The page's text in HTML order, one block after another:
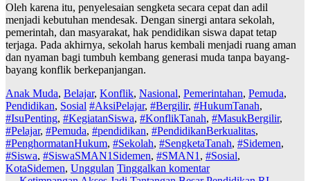
Oleh karena itu, penyelesaian sengketa secara cepat dan adil
menjadi kebutuhan mendesak. Dengan sinergi antara sekolah,
pemerintah, dan masyarakat, hak pendidikan siswa dapat tetap
terjaga. Pada akhirnya, sekolah harus kembali menjadi ruang aman
dan nyaman bagi tumbuh kembang generasi muda tanpa bayang-
bayang konflik berkepanjangan.
Anak Muda, Belajar, Konflik, Nasional, Pemerintahan, Pemuda,
Pendidikan, Sosial #AksiPelajar, #Bergilir, #HukumTanah,
#IsuPenting, #KegiatanSiswa, #KonflikTanah, #MasukBergilir,
#Pelajar, #Pemuda, #pendidikan, #PendidikanBerkualitas,
#PenghormatanHukum, #Sekolah, #SengketaTanah, #Sidemen,
#Siswa, #SiswaSMAN1Sidemen, #SMAN1 , #Sosial,
KotaSidemen, Unggulan Tinggalkan komentar